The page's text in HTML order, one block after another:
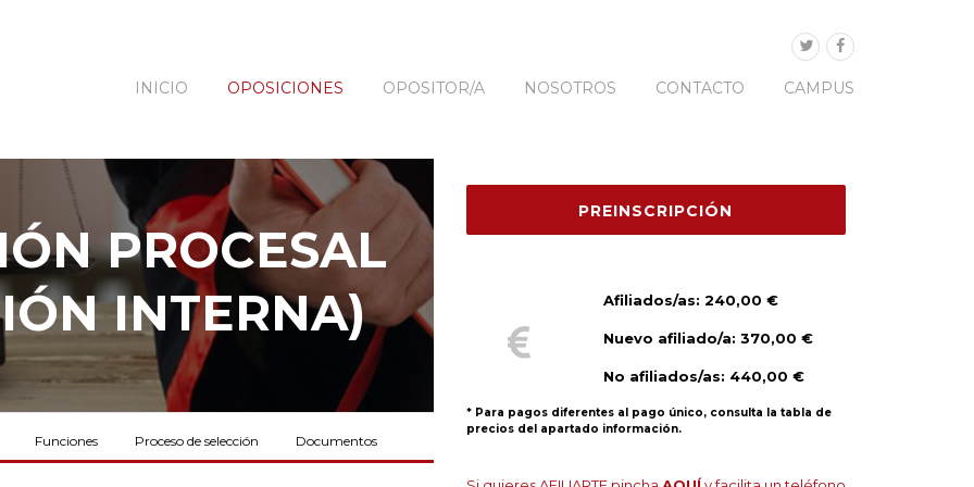
INICIO
OPOSICIONES OPOSITOR/A NOSOTROS CONTACTO CAMPUS
PROCESAL
INTERNA)
Funciones Proceso de selección Documentos
Afiliados/as: 240,00 €
Nuevo afiliado/a: 370,00 €
No afiliados/as: 440,00 €
* Para pagos diferentes al pago único, consulta la tabla de
precios del apartado información.